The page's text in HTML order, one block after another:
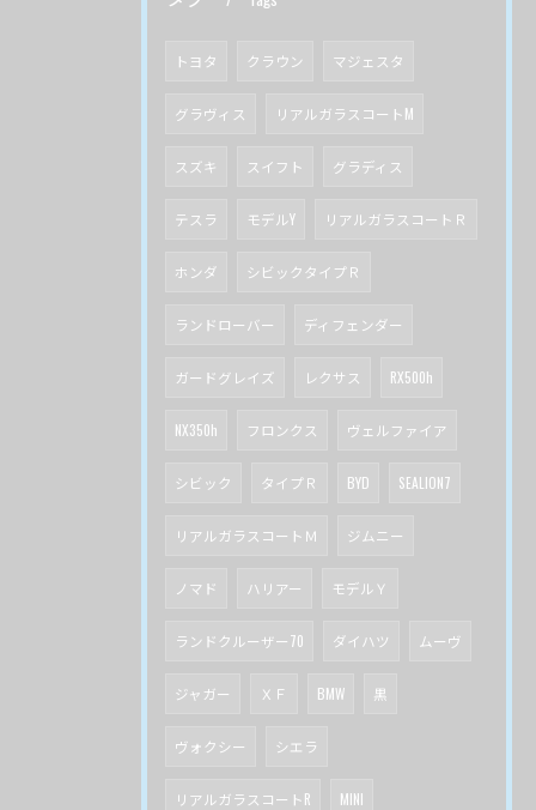
トヨタ クラウン マジェスタ
グラヴィス リアルガラスコートM
スズキ スイフト グラディス
テスラ モデルY リアルガラスコートＲ
ホンダ シビックタイプＲ
ランドローバー ディフェンダー
ガードグレイズ レクサス RX500h
NX350h フロンクス ヴェルファイア
シビック タイプＲ BYD SEALION7
リアルガラスコートＭ ジムニー
ノマド ハリアー モデルＹ
ランドクルーザー70 ダイハツ ムーヴ
ジャガー ＸＦ BMW 黒
ヴォクシー シエラ
リアルガラスコートR MINI